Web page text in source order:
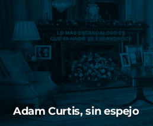
contenido
Adam Curtis, sin espejo